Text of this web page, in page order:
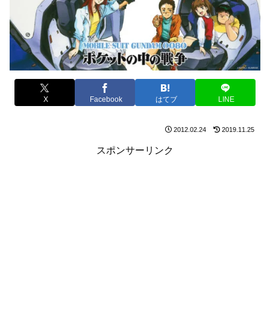
X Facebook はてブ LINE
2012.02.24 2019.11.25
スポンサーリンク